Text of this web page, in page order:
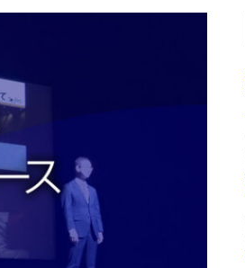
た
」など 日刊出版ニュースまとめ
れなど 日刊出版ニュースまとめ 2026.08.07